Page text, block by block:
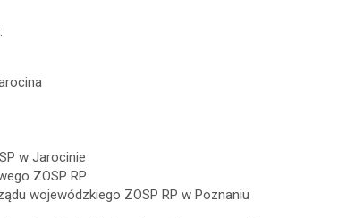
w Jarocinie
ZOSP RP
wojewódzkiego ZOSP RP w Poznaniu